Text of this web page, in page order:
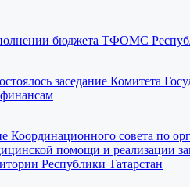
бюджета ТФОМС
заседание Комитета
Координационного совета по
помощи и реализации
Республики Татарстан